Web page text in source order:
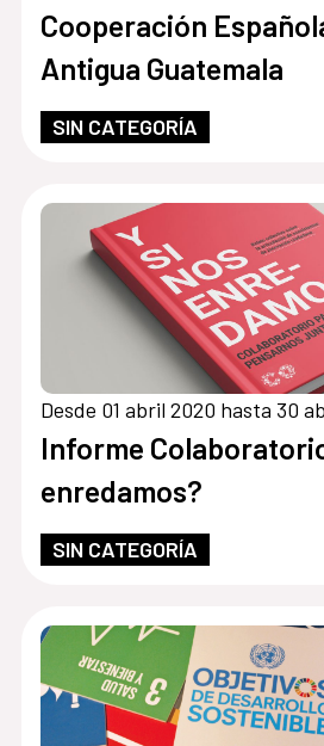
Cooperación
Antigua Guatemala
SIN CATEGORÍA
Desde 01 abril 2020 hasta 30
Informe
enredamos?
SIN CATEGORÍA